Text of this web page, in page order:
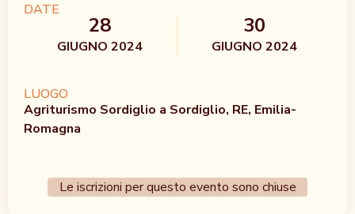
DATE
28
GIUGNO 2024
30
GIUGNO 2024
LUOGO
Agriturismo Sordiglio a Sordiglio, RE, Emilia-
Romagna
Le iscrizioni per questo evento sono chiuse